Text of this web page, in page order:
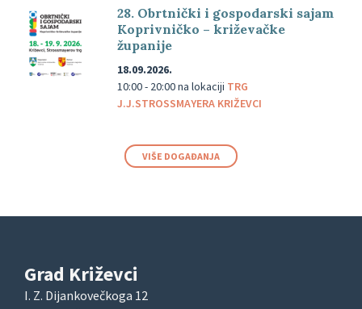
28. Obrtnički i gospodarski sajam
Koprivničko – križevačke
županije
18.09.2026.
10:00 - 20:00na lokaciji TRG
J.J.STROSSMAYERA KRIŽEVCI
VIŠE DOGAĐANJA
Grad Križevci
I. Z. Dijankovečkoga 12